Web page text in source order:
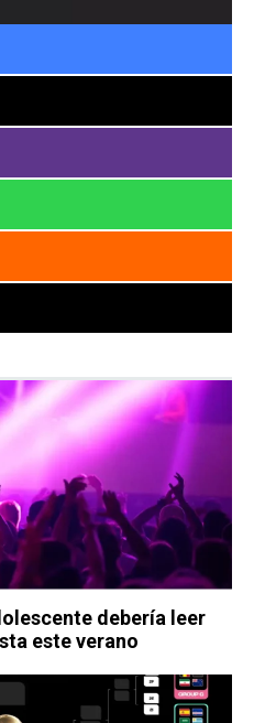
debería leer
este verano